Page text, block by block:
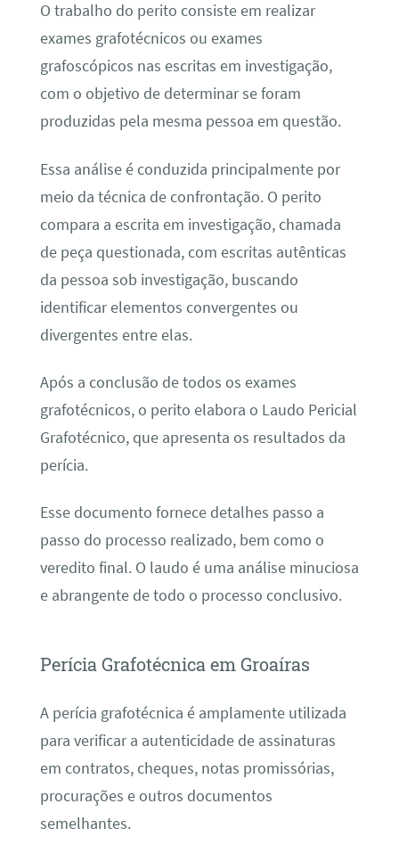
O trabalho do perito consiste em realizar
exames grafotécnicos ou exames
grafoscópicos nas escritas em investigação,
com o objetivo de determinar se foram
produzidas pela mesma pessoa em questão.
Essa análise é conduzida principalmente por
meio da técnica de confrontação. O perito
compara a escrita em investigação, chamada
de peça questionada, com escritas autênticas
da pessoa sob investigação, buscando
identificar elementos convergentes ou
divergentes entre elas.
Após a conclusão de todos os exames
grafotécnicos, o perito elabora o Laudo Pericial
Grafotécnico, que apresenta os resultados da
perícia.
Esse documento fornece detalhes passo a
passo do processo realizado, bem como o
veredito final. O laudo é uma análise minuciosa
e abrangente de todo o processo conclusivo.
Perícia Grafotécnica em Groaíras
A perícia grafotécnica é amplamente utilizada
para verificar a autenticidade de assinaturas
em contratos, cheques, notas promissórias,
procurações e outros documentos
semelhantes.